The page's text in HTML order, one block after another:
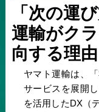
「次の運
運輸がク
向する理由
ヤマト運輸は、
サービスを展開
を活用したDX（